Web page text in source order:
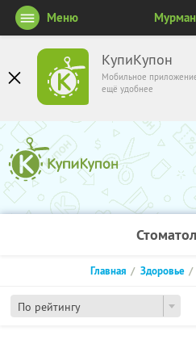
КупиКупон
Мобильное
ещё удобнее
Меню
По рейтингу
Главная Здоровье